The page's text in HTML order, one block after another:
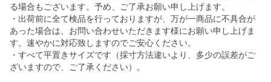
る場合もございます。予め、ご了承お願い申し上げます。
・出荷前に全て検品を行っておりますが、万が一商品に不具合が
あった場合は、お問い合わせいただきます様にお願い申し上げま
す。速やかに対応致しますのでご安心ください。
・すべて平置きサイズです（採寸方法違いより、多少の誤差がご
ざいますので、ご了承ください）。